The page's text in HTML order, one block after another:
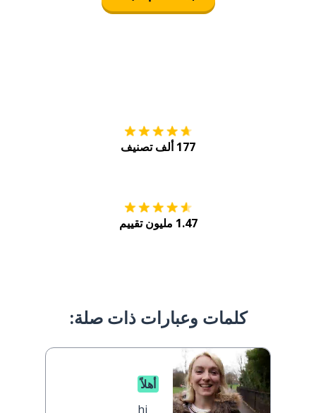
177 ألف تصنيف
1.47 مليون تقييم
كلمات وعبارات ذات صلة:
أهلاً
hi